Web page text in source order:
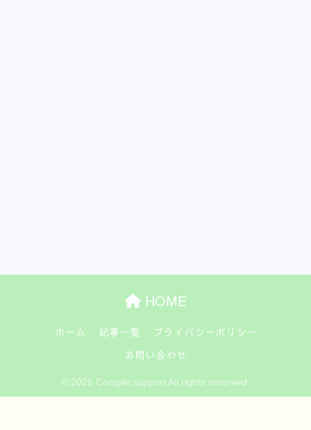
HOME
ホーム 記事一覧 プライバシーポリシー
お問い合わせ
© 2026 Comple support All rights reserved.